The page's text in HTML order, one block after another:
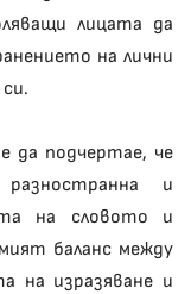
лицата да
на лични
да подчертае, че
и
на словото и
баланс между
на изразяване и